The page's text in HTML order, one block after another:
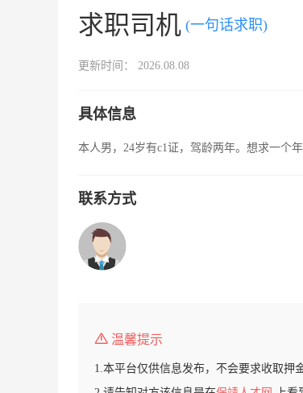
求职司机 (一句话求职)
更新时间： 2026.08.08
具体信息
本人男，24岁有c1证，驾龄两年。想求一个
联系方式
温馨提示
1.本平台仅供信息发布，不会要求收取押